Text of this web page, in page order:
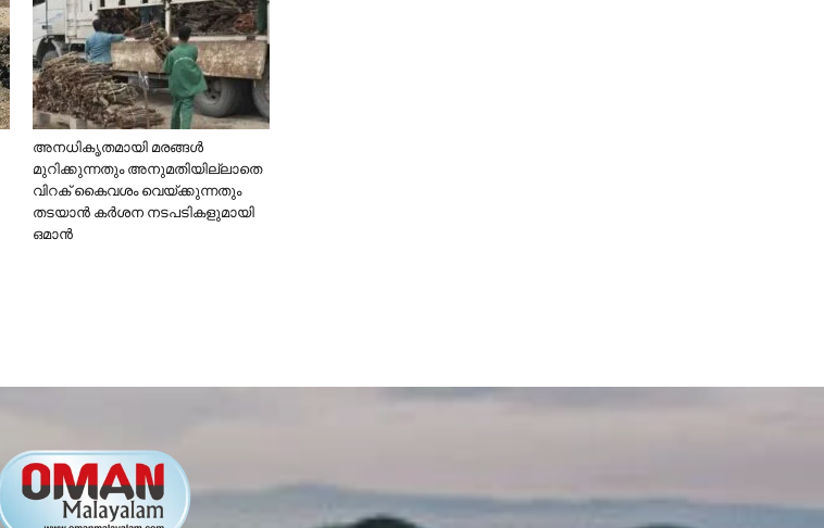
അനധികൃതമായി മരങ്ങൾ
മുറിക്കുന്നതും അനുമതിയില്ലാതെ
വിറക് കൈവശം വെയ്ക്കുന്നതും
തടയാൻ കർശന നടപടികളുമായി
ഒമാൻ